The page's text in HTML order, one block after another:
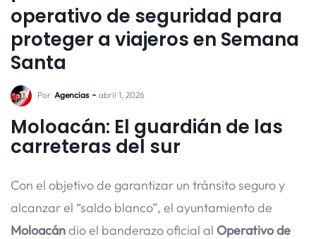
operativo de seguridad para
proteger a viajeros en Semana
Santa
Por Agencias abril 1, 2026
Moloacán: El guardián de las
carreteras del sur
Con el objetivo de garantizar un tránsito seguro y
alcanzar el “saldo blanco”, el ayuntamiento de
Moloacándio el banderazo oficial al Operativo de